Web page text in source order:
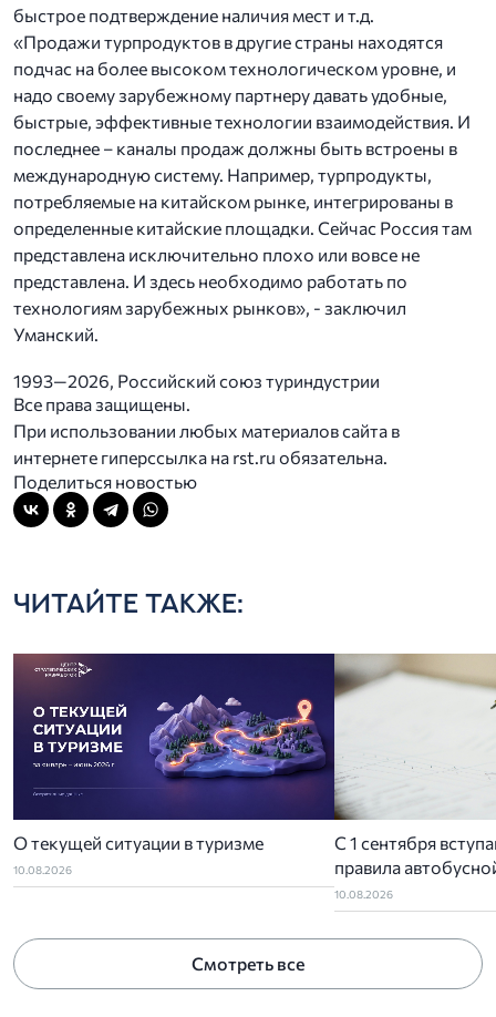
быстрое подтверждение наличия мест и т.д.
«Продажи турпродуктов в другие страны находятся
подчас на более высоком технологическом уровне, и
надо своему зарубежному партнеру давать удобные,
быстрые, эффективные технологии взаимодействия. И
последнее – каналы продаж должны быть встроены в
международную систему. Например, турпродукты,
потребляемые на китайском рынке, интегрированы в
определенные китайские площадки. Сейчас Россия там
представлена исключительно плохо или вовсе не
представлена. И здесь необходимо работать по
технологиям зарубежных рынков», - заключил
Уманский.
1993—2026, Российский союз туриндустрии
Все права защищены.
При использовании любых материалов сайта в
интернете гиперссылка на rst.ru обязательна.
Поделиться новостью
ЧИТАЙТЕ ТАКЖЕ:
О текущей ситуации в туризме
10.08.2026
С 1 сентября
правила
детских групп
10.08.2026
Смотреть все